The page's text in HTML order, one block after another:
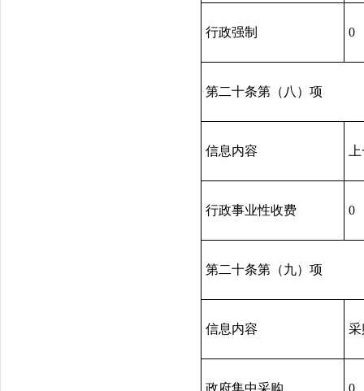
行政强制 0
第二十条第（八）项
信息内容
行政事业性收费 0
第二十条第（九）项
信息内容 采
政府集中采购 0